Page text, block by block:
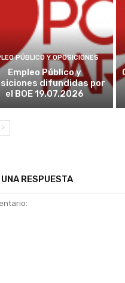
PÚBLICO Y OPOSICIONES
Empleo Público y
difundidas por
el BOE 19.07.2026
RESPUESTA